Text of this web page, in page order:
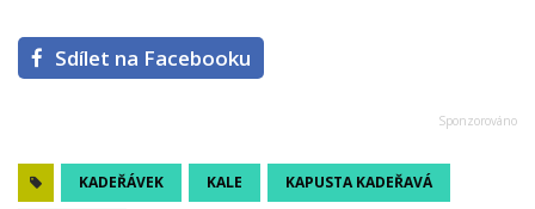
Sdílet na Facebooku
KADEŘÁVEK KALE KAPUSTA KADEŘAVÁ